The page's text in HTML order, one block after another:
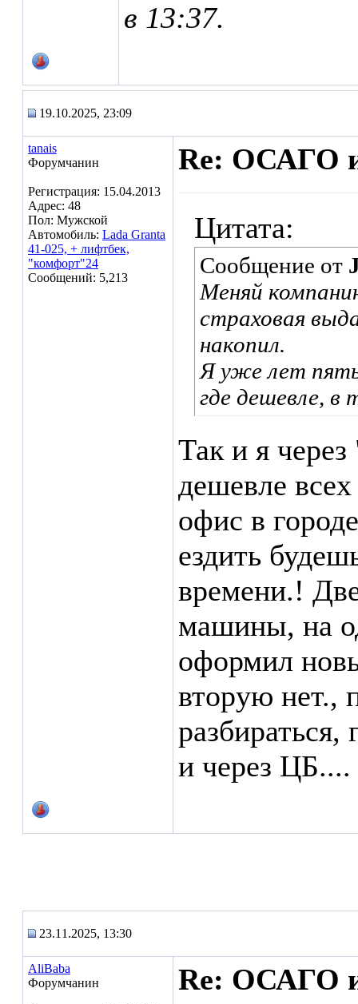
в 13:37.
19.10.2025, 23:09
tanais
Форумчанин
Регистрация: 15.04.2013
Адрес: 48
Пол: Мужской
Автомобиль: Lada Granta
41-025, + лифтбек,
"комфорт"24
Сообщений: 5,213
Re: ОСАГО
Цитата:
Сообщение от
Меняй
страховая
накопил.
Я уже лет пять
где дешевле, в
Так и я
дешевле
офис в
ездить
времени.!
машины, на
оформил
вторую нет.,
и через ЦБ....
23.11.2025, 13:30
AliBaba
Форумчанин
Re: ОСАГО